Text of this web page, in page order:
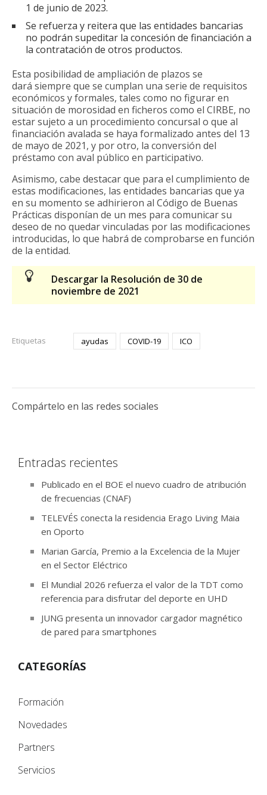
1 de junio de 2023.
Se refuerza y reitera que las entidades bancarias
no podrán supeditar la concesión de financiación a
la contratación de otros productos.
Esta posibilidad de ampliación de plazos se
dará siempre que se cumplan una serie de requisitos
económicos y formales, tales como no figurar en
situación de morosidad en ficheros como el CIRBE, no
estar sujeto a un procedimiento concursal o que al
financiación avalada se haya formalizado antes del 13
de mayo de 2021, y por otro, la conversión del
préstamo con aval público en participativo.
Asimismo, cabe destacar que para el cumplimiento de
estas modificaciones, las entidades bancarias que ya
en su momento se adhirieron al Código de Buenas
Prácticas disponían de un mes para comunicar su
deseo de no quedar vinculadas por las modificaciones
introducidas, lo que habrá de comprobarse en función
de la entidad.
Descargar la Resolución de 30 de
noviembre de 2021
Etiquetas ayudas COVID-19 ICO
Compártelo en las redes sociales
Entradas recientes
Publicado en el BOE el nuevo cuadro de atribución
de frecuencias (CNAF)
TELEVÉS conecta la residencia Erago Living Maia
en Oporto
Marian García, Premio a la Excelencia de la Mujer
en el Sector Eléctrico
El Mundial 2026 refuerza el valor de la TDT como
referencia para disfrutar del deporte en UHD
JUNG presenta un innovador cargador magnético
de pared para smartphones
CATEGORÍAS
Formación
Novedades
Partners
Servicios